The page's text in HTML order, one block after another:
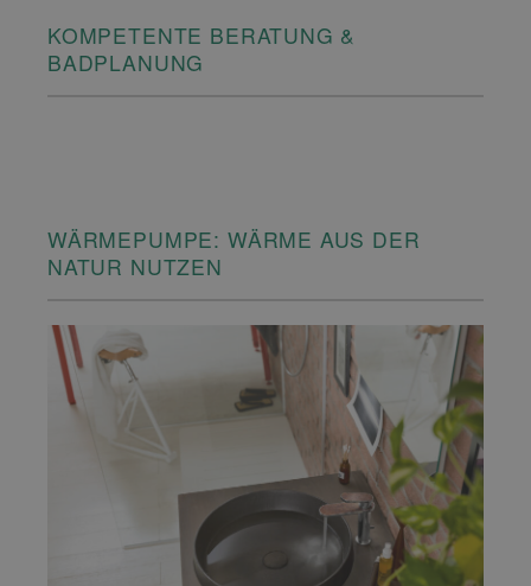
KOMPETENTE BERATUNG &
BADPLANUNG
WÄRMEPUMPE: WÄRME AUS DER
NATUR NUTZEN